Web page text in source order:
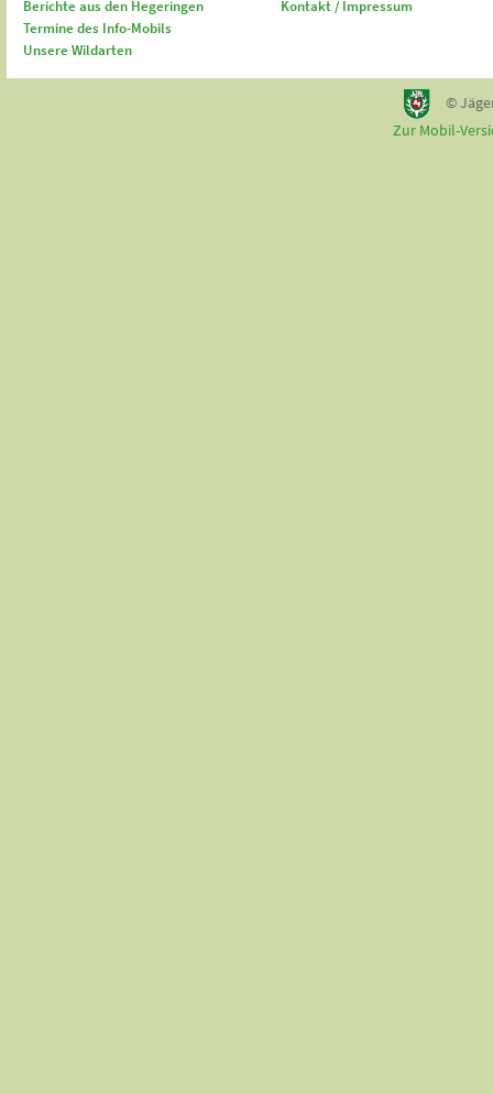
Berichte aus den Hegeringen
Termine des Info-Mobils
Unsere Wildarten
Kontakt / Impressum
©
Zur Mobil-